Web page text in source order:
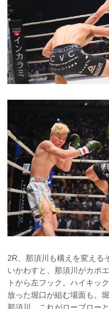
2R、那須川も構えを変える
いかわすと、那須川がカポ
トから左フック。ハイキッ
放った堀口が組む場面も。
那須川。これがローブロー